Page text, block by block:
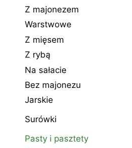
Z majonezem
Warstwowe
Z mięsem
Z rybą
Na sałacie
Bez majonezu
Jarskie
Surówki
Pasty i pasztety